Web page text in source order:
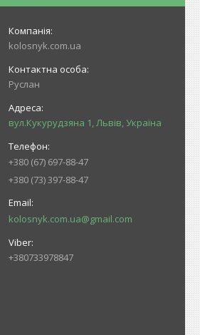
kolosnyk.com.ua
Руслан
вул.Кукурудзяна 1, Львів, Україна
+380 (67) 697-88-47
+380 (73) 397-88-47
kolosnyk.com.ua@gmail.com
+380733978847